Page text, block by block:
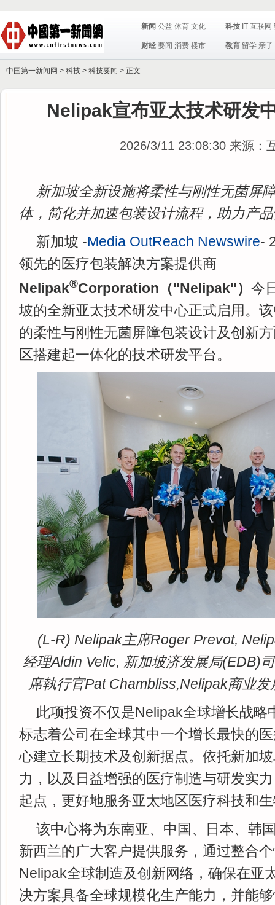
新闻 公益 体育 文化
财经 要闻 消费 楼市
科技 IT 互联网
教育 留学 亲子
中国第一新闻网 > 科技 > 科技要闻 > 正文
Nelipak宣布亚太技术研发
2026/3/11 23:08:30 来源：
新加坡全新设施将柔性与刚性无菌屏
体，简化并加速包装设计流程，助力产
新加坡 -Media OutReach Newswire-
领先的医疗包装解决方案提供商
Nelipak®Corporation（"Nelipak"） 今
坡的全新亚太技术研发中心正式启用。
的柔性与刚性无菌屏障包装设计及创新
区搭建起一体化的技术研发平台。
(L-R) Nelipak主席Roger Prevot,
经理Aldin Velic, 新加坡济发展局(EDB)
席執行官Pat Chambliss,Nelipak商业
此项投资不仅是Nelipak全球增长战略
标志着公司在全球其中一个增长最快的
心建立长期技术及创新据点。依托新加
力，以及日益增强的医疗制造与研发实
起点，更好地服务亚太地区医疗科技和
该中心将为东南亚、中国、日本、韩
新西兰的广大客户提供服务，通过整合
Nelipak全球制造及创新网络，确保在亚
决方案具备全球规模化生产能力，并能